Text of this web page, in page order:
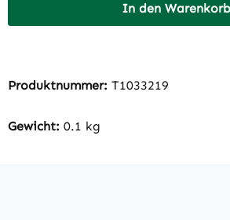
In den Warenkorb
Produktnummer: T1033219
Gewicht: 0.1 kg